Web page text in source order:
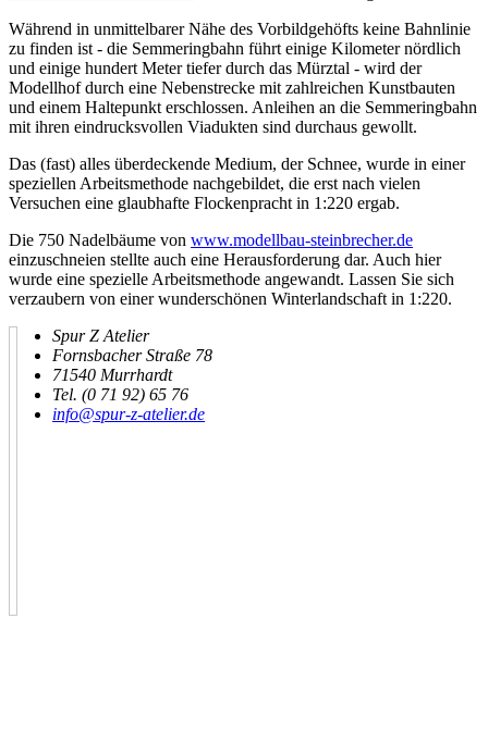
Während in unmittelbarer Nähe des Vorbildgehöfts keine Bahnlinie
zu finden ist - die Semmeringbahn führt einige Kilometer nördlich
und einige hundert Meter tiefer durch das Mürztal - wird der
Modellhof durch eine Nebenstrecke mit zahlreichen Kunstbauten
und einem Haltepunkt erschlossen. Anleihen an die Semmeringbahn
mit ihren eindrucksvollen Viadukten sind durchaus gewollt.
Das (fast) alles überdeckende Medium, der Schnee, wurde in einer
speziellen Arbeitsmethode nachgebildet, die erst nach vielen
Versuchen eine glaubhafte Flockenpracht in 1:220 ergab.
Die 750 Nadelbäume von www.modellbau-steinbrecher.de
einzuschneien stellte auch eine Herausforderung dar. Auch hier
wurde eine spezielle Arbeitsmethode angewandt. Lassen Sie sich
verzaubern von einer wunderschönen Winterlandschaft in 1:220.
Spur Z Atelier
Fornsbacher Straße 78
71540 Murrhardt
Tel. (0 71 92) 65 76
info@spur-z-atelier.de